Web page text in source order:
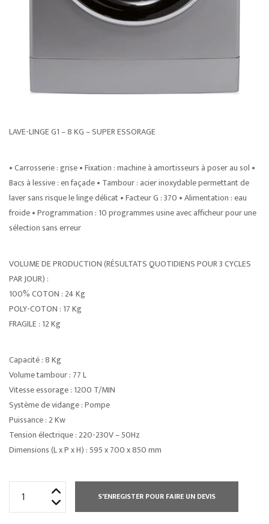
LAVE-LINGE G1 – 8 KG – SUPER ESSORAGE
• Carrosserie : grise • Fixation : machine à amortisseurs à poser au sol •
Bacs à lessive : en façade • Tambour : acier inoxydable permettant de
laver sans risque le linge délicat • Facteur G : 370 • Alimentation : eau
froide • Programmation : 10 programmes usine avec afficheur pour une
sélection sans erreur
VOLUME DE PRODUCTION (RÉSULTATS QUOTIDIENS POUR 3 CYCLES
PAR JOUR) :
100% COTON : 24 Kg
POLY-COTON : 17 Kg
FRAGILE : 12 Kg
Capacité : 8 Kg
Volume tambour : 77 L
Vitesse essorage : 1200 T/MIN
Système de vidange : Pompe
Puissance : 2 Kw
Tension électrique : 220-230V – 50Hz
Dimensions (L x P x H) : 595 x 700 x 850 mm
S'ENREGISTER POUR FAIRE UN DEVIS